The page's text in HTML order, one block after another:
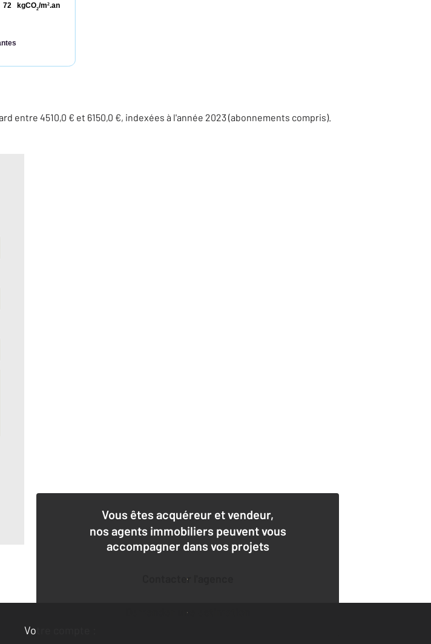
kgCO2/m2.an
72
entre 4510,0 € et 6150,0 €, indexées à l'année 2023 (abonnements compris).
Vous êtes acquéreur et vendeur,
nos agents immobiliers peuvent vous
accompagner dans vos projets
Contacter l'agence
Demander une estimation
Votre compte :